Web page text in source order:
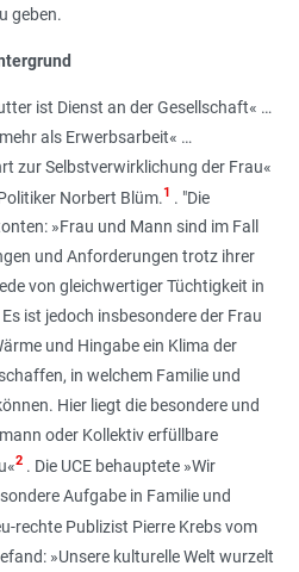
geben.
ist Dienst an der Gesellschaft« …
als Erwerbsarbeit« …
zur Selbstverwirklichung der Frau«
Norbert Blüm.1 . "Die
»Frau und Mann sind im Fall
und Anforderungen trotz ihrer
von gleichwertiger Tüchtigkeit in
ist jedoch insbesondere der Frau
und Hingabe ein Klima der
in welchem Familie und
Hier liegt die besondere und
oder Kollektiv erfüllbare
«2. Die UCE behauptete »Wir
Aufgabe in Familie und
rechte Publizist Pierre Krebs vom
»Unsere kulturelle Welt wurzelt